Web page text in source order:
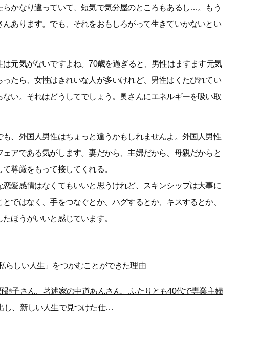
かなり違っていて、短気で気分屋のところもあるし…。もう
あります。でも、それをおもしろがって生きていかないとい
元気がないですよね。70歳を過ぎると、男性はますます元気
たら、女性はきれいな人が多いけれど、男性はくたびれてい
い。それはどうしてでしょう。奥さんにエネルギーを吸い取
、外国人男性はちょっと違うかもしれませんよ。外国人男性
アである気がします。妻だから、主婦だから、母親だからと
尊厳をもって接してくれる。
愛感情はなくてもいいと思うけれど、スキンシップは大事に
ではなく、手をつなぐとか、ハグするとか、キスするとか、
ほうがいいと感じています。
らしい人生」をつかむことができた理由
顕子さん、著述家の中道あんさん。ふたりとも40代で専業主婦
し、新しい人生で見つけた仕…